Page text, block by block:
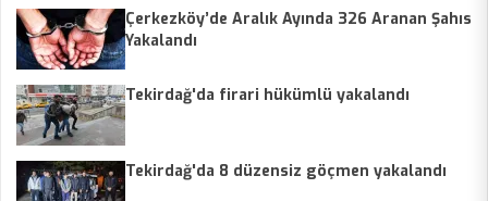
Çerkezköy’de Aralık Ayında 326 Aranan Şahıs
Yakalandı
Tekirdağ'da firari hükümlü yakalandı
Tekirdağ'da 8 düzensiz göçmen yakalandı